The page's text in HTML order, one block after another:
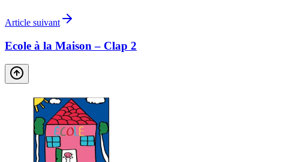
Article suivant
Ecole à la Maison – Clap 2